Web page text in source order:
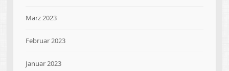
März 2023
Februar 2023
Januar 2023